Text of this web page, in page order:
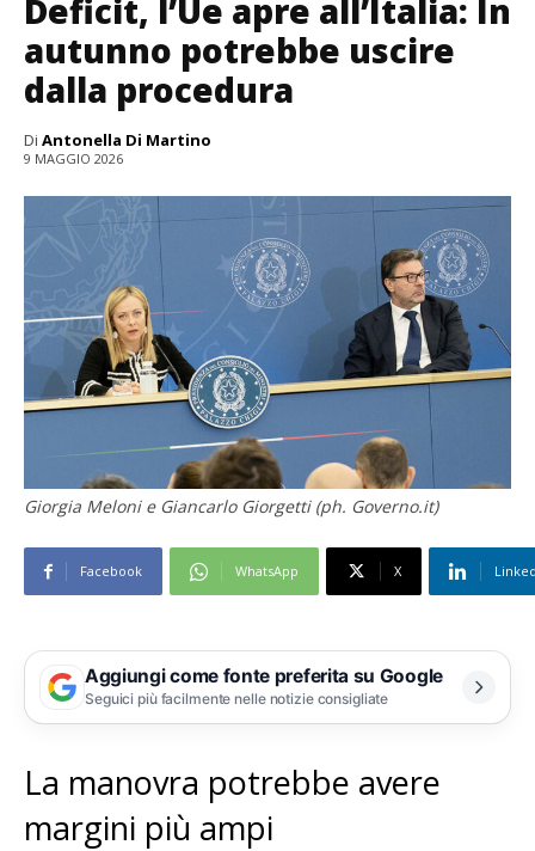
Deficit, l’Ue apre all’Italia: In
autunno potrebbe uscire
dalla procedura
Di Antonella Di Martino
9 MAGGIO 2026
Giorgia Meloni e Giancarlo Giorgetti (ph. Governo.it)
Facebook WhatsApp X
Aggiungi come fonte preferita su Google
Seguici più facilmente nelle notizie consigliate
La manovra potrebbe avere
margini più ampi